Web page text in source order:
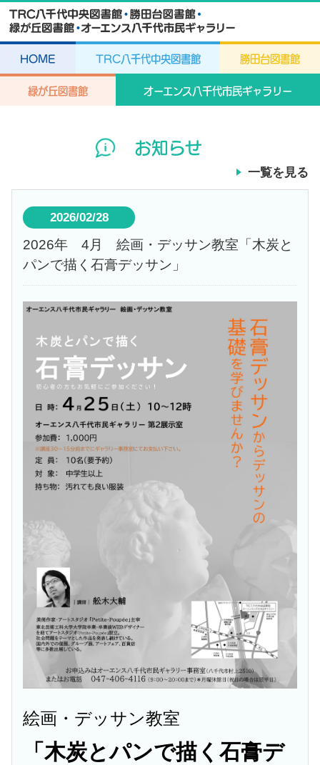
HOME TRC八千代中央図書館 勝田台図書館
緑が丘図書館 オーエンス八千代市民ギャラリー
お知らせ
一覧を見る
2026/02/28
2026年 4月 絵画・デッサン教室「木炭と
パンで描く石膏デッサン」
絵画・デッサン教室
「木炭とパンで描く石膏デ